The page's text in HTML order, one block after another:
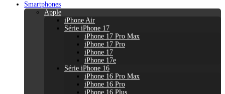
Smartphones
Apple
iPhone Air
Série iPhone 17
iPhone 17 Pro Max
iPhone 17 Pro
iPhone 17
iPhone 17e
Série iPhone 16
iPhone 16 Pro Max
iPhone 16 Pro
iPhone 16 Plus